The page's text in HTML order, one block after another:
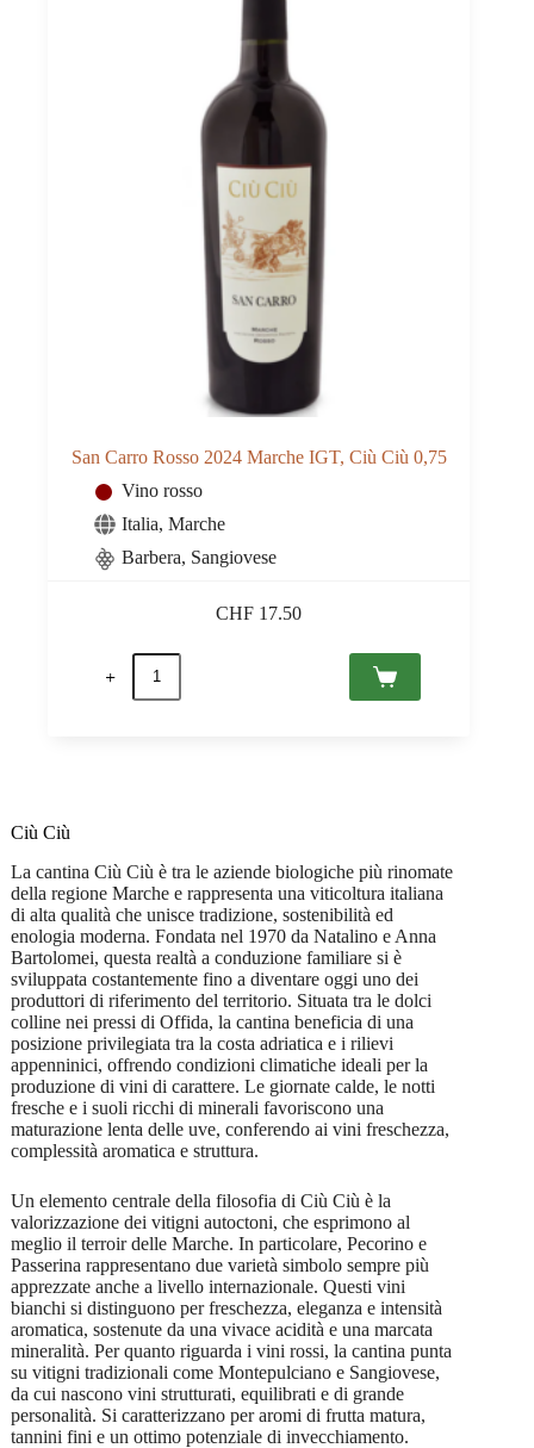
San Carro Rosso 2024 Marche IGT, Ciù Ciù 0,75
Vino rosso
Italia, Marche
Barbera, Sangiovese
CHF 17.50
San
Carro
Rosso
Ciù Ciù
La cantina Ciù Ciù è tra le aziende biologiche più rinomate
della regione Marche e rappresenta una viticoltura italiana
di alta qualità che unisce tradizione, sostenibilità ed
enologia moderna. Fondata nel 1970 da Natalino e Anna
Bartolomei, questa realtà a conduzione familiare si è
sviluppata costantemente fino a diventare oggi uno dei
produttori di riferimento del territorio. Situata tra le dolci
colline nei pressi di Offida, la cantina beneficia di una
posizione privilegiata tra la costa adriatica e i rilievi
appenninici, offrendo condizioni climatiche ideali per la
produzione di vini di carattere. Le giornate calde, le notti
fresche e i suoli ricchi di minerali favoriscono una
maturazione lenta delle uve, conferendo ai vini freschezza,
complessità aromatica e struttura.
Un elemento centrale della filosofia di Ciù Ciù è la
valorizzazione dei vitigni autoctoni, che esprimono al
meglio il terroir delle Marche. In particolare, Pecorino e
Passerina rappresentano due varietà simbolo sempre più
apprezzate anche a livello internazionale. Questi vini
bianchi si distinguono per freschezza, eleganza e intensità
aromatica, sostenute da una vivace acidità e una marcata
mineralità. Per quanto riguarda i vini rossi, la cantina punta
su vitigni tradizionali come Montepulciano e Sangiovese,
da cui nascono vini strutturati, equilibrati e di grande
personalità. Si caratterizzano per aromi di frutta matura,
tannini fini e un ottimo potenziale di invecchiamento.